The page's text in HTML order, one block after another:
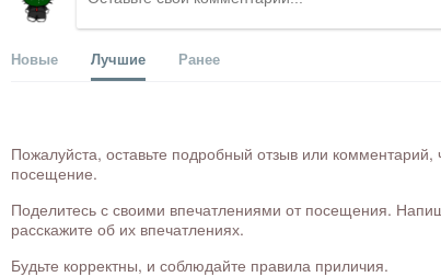
Новые Лучшие Ранее
Пожалуйста, оставьте подробный отзыв или
посещение.
Поделитесь с своими впечатлениями от посещения.
расскажите об их впечатлениях.
Будьте корректны, и соблюдайте правила приличия.